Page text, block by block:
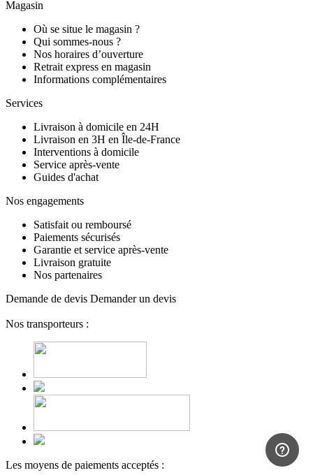
Magasin
Où se situe le magasin ?
Qui sommes-nous ?
Nos horaires d’ouverture
Retrait express en magasin
Informations complémentaires
Services
Livraison à domicile en 24H
Livraison en 3H en Île-de-France
Interventions à domicile
Service après-vente
Guides d'achat
Nos engagements
Satisfait ou remboursé
Paiements sécurisés
Garantie et service après-vente
Livraison gratuite
Nos partenaires
Demande de devis Demander un devis
Nos transporteurs :
Les moyens de paiements acceptés :